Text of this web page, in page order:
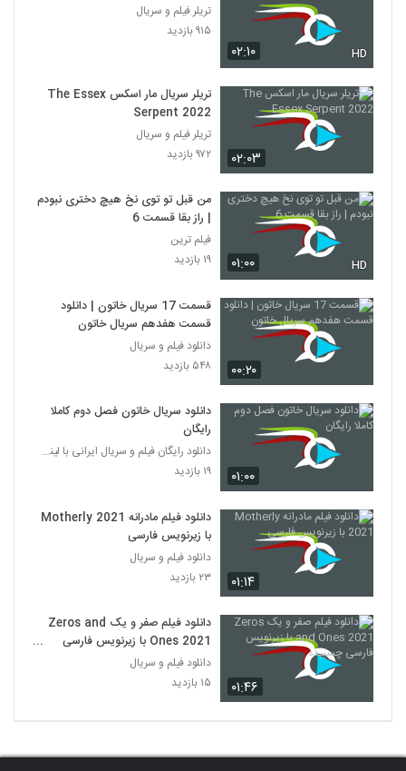
۰۲:۱۰ HD
تریلر فیلم و سریال
۹۱۵ بازدید
۰۲:۰۳
تریلر سریال مار اسکس The Essex
Serpent 2022
تریلر فیلم و سریال
۹۷۲ بازدید
۰۱:۰۰ HD
من قبل تو توی نخ هیچ دختری نبودم
| راز بقا قسمت 6
فیلم ترین
۱۹ بازدید
۰۰:۲۰
قسمت 17 سریال خاتون | دانلود
قسمت هفدهم سریال خاتون
دانلود فیلم و سریال
۵۴۸ بازدید
۰۱:۰۰
دانلود سریال خاتون فصل دوم کاملا
رایگان
دانلود رایگان فیلم و سریال ایرانی با لینک مستقیم
۱۹ بازدید
۰۱:۱۴
دانلود فیلم مادرانه Motherly 2021
با زیرنویس فارسی
دانلود فیلم و سریال
۲۳ بازدید
۰۱:۴۶
دانلود فیلم صفر و یک Zeros and
Ones 2021 با زیرنویس فارسی
چسبیده
دانلود فیلم و سریال
۱۵ بازدید